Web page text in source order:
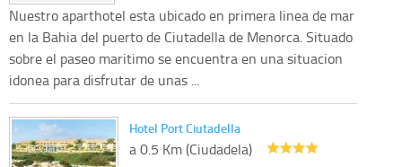
Nuestro aparthotel esta ubicado en primera linea de mar
en la Bahia del puerto de Ciutadella de Menorca. Situado
sobre el paseo maritimo se encuentra en una situacion
idonea para disfrutar de unas ...
Hotel Port Ciutadella
a 0.5 Km (Ciudadela)